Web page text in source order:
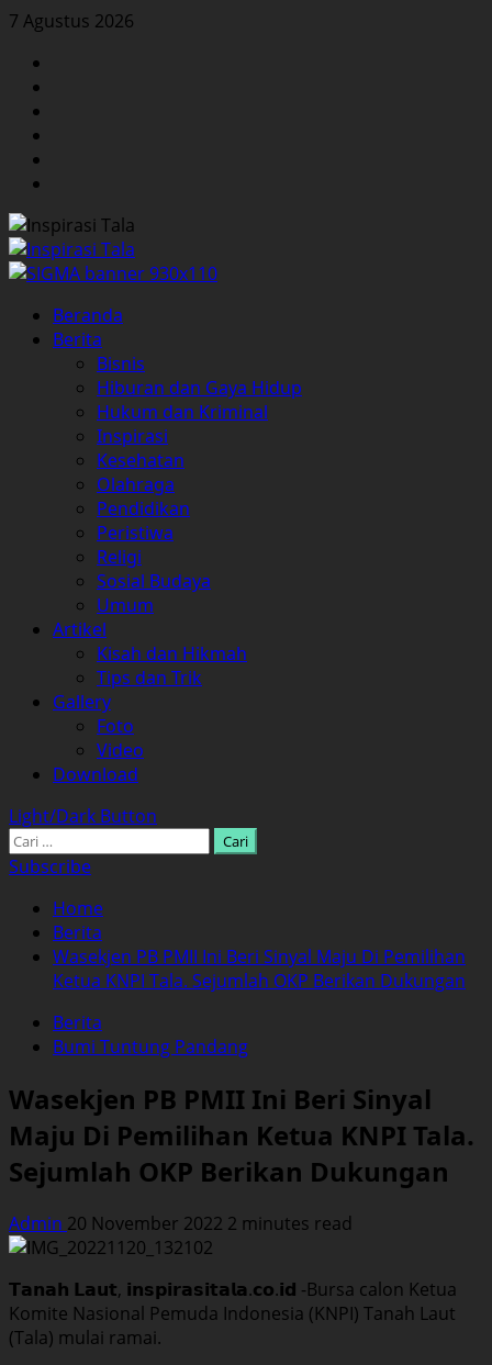
Skip
content
7 Agustus 2026
Primary
Menu
Beranda
Berita
Bisnis
Hiburan dan Gaya Hidup
Hukum dan Kriminal
Inspirasi
Kesehatan
Olahraga
Pendidikan
Peristiwa
Religi
Sosial Budaya
Umum
Artikel
Kisah dan Hikmah
Tips dan Trik
Gallery
Foto
Video
Download
Light/Dark Button
Cari
untuk:
Subscribe
Home
Berita
Wasekjen PB PMII Ini Beri Sinyal Maju Di Pemilihan
Ketua KNPI Tala. Sejumlah OKP Berikan Dukungan
Berita
Bumi Tuntung Pandang
Wasekjen PB PMII Ini Beri Sinyal
Maju Di Pemilihan Ketua KNPI Tala.
Sejumlah OKP Berikan Dukungan
Admin 20 November 2022 2 minutes read
𝗧𝗮𝗻𝗮𝗵 𝗟𝗮𝘂𝘁, 𝗶𝗻𝘀𝗽𝗶𝗿𝗮𝘀𝗶𝘁𝗮𝗹𝗮.𝗰𝗼.𝗶𝗱 -Bursa calon Ketua
Komite Nasional Pemuda Indonesia (KNPI) Tanah Laut
(Tala) mulai ramai.